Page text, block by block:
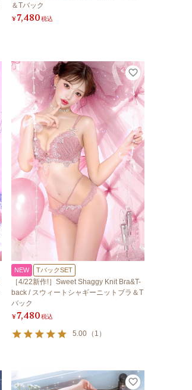
＆Tバック
¥7,480税込
NEW TバックSET
［4/22新作!］Sweet Shaggy Knit Bra&T-
back / スウィートシャギーニットブラ＆T
バック
¥7,480税込
5.00 （ 1 ）